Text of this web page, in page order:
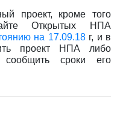
проект, кроме того
Открытых НПА
на 17.09.18г, и в
проект НПА либо
сроки его